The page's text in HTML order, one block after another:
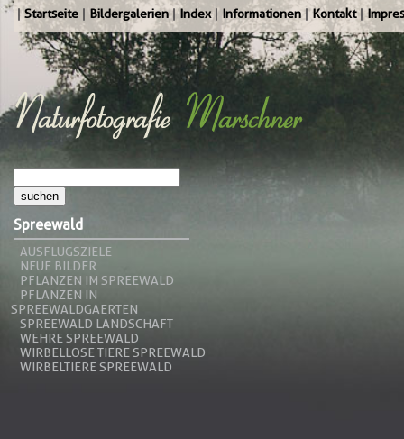
Startseite Bildergalerien Index Informationen Kontakt
Spreewald
AUSFLUGSZIELE
NEUE BILDER
PFLANZEN IM SPREEWALD
PFLANZEN IN
SPREEWALDGAERTEN
SPREEWALD LANDSCHAFT
WEHRE SPREEWALD
WIRBELLOSE TIERE SPREEWALD
WIRBELTIERE SPREEWALD